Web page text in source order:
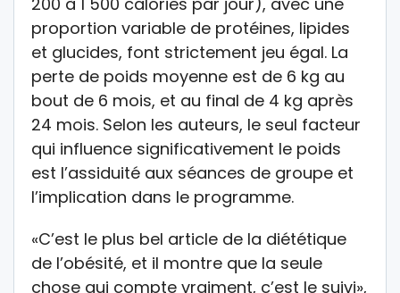
proportion variable de protéines, lipides
et glucides, font strictement jeu égal. La
perte de poids moyenne est de 6 kg au
bout de 6 mois, et au final de 4 kg après
24 mois. Selon les auteurs, le seul facteur
qui influence significativement le poids
est l’assiduité aux séances de groupe et
l’implication dans le programme.
«C’est le plus bel article de la diététique
de l’obésité, et il montre que la seule
chose qui compte vraiment, c’est le suivi»,